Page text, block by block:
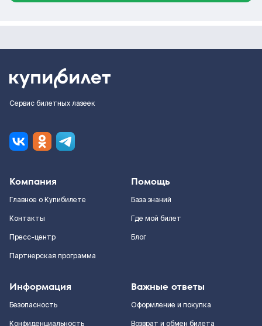
Сервис билетных лазеек
Компания
Главное о Купибилете
Контакты
Пресс-центр
Партнерская программа
Помощь
База знаний
Где мой билет
Блог
Информация
Безопасность
Конфиденциальность
Важные ответы
Оформление и покупка
Возврат и обмен билета